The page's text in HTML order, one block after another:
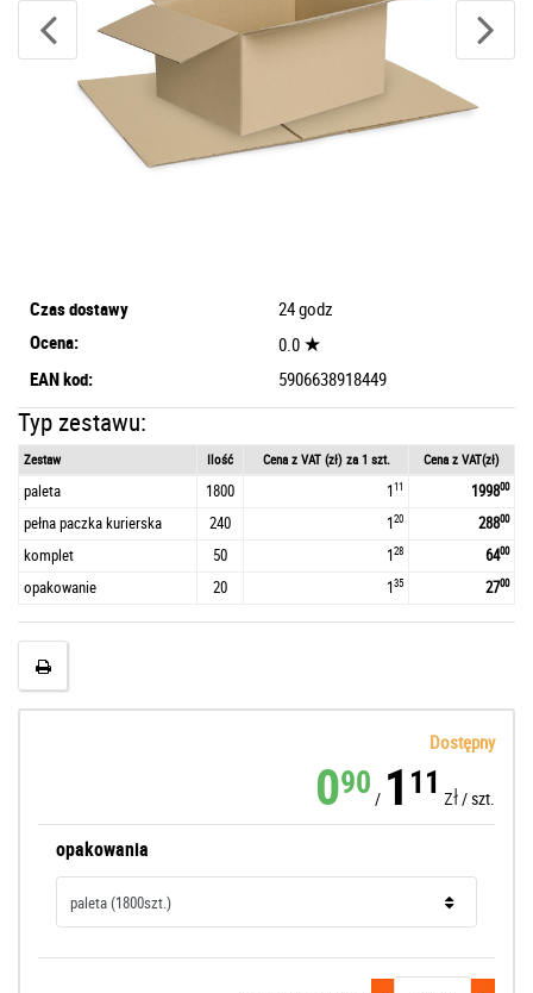
Czas dostawy
24 godz
Ocena:
0.0 ★
EAN kod: 5906638918449
Typ zestawu:
Zestaw Ilość Cena z VAT (zł) za 1 szt. Cena z VAT(zł)
paleta 1800 111 199800
pełna paczka kurierska 240 120 28800
komplet 50 128 6400
opakowanie 20 135 2700
Dostępny
090 / 1 11 zł/szt.
opakowania